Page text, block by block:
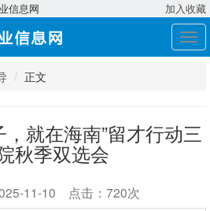
信息网 加入收藏
展
开
正文
就在海南”留才行动三
秋季双选会
11-10 点击：720次